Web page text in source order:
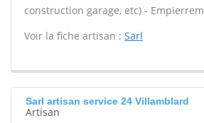
construction garage, etc) -
Voir la fiche artisan : Sarl
Sarl artisan service 24 Villamblard
Artisan